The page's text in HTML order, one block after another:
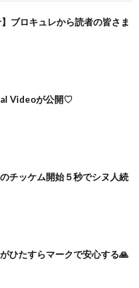
ブロキュレから読者の皆さま
Videoが公開♡
チッケム開始５秒でシヌ人続
ひたすらマークで安心する🙏